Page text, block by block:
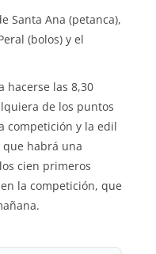
Santa Ana (petanca),
(bolos) y el
hacerse las 8,30
de los puntos
competición y la edil
que habrá una
cien primeros
la competición, que